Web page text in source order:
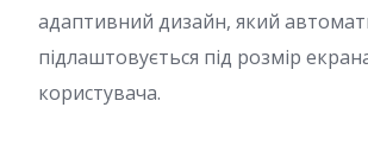
адаптивний дизайн, який
підлаштовується під розмір
користувача.